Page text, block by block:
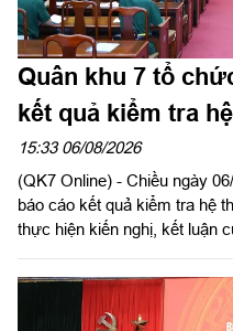
Quân khu 7 tổ
kết quả kiểm tra
bộ
15:33 06/08/2026
(QK7 Online) - Chiều ngày
báo cáo kết quả kiểm tra hệ
thực hiện kiến nghị, kết luận
viên Ban Chấp hành Trung
ương, Phó Bí thư Đảng ủy,